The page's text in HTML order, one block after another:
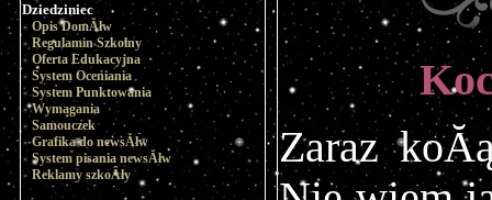
Dziedziniec
Opis DomĂłw
Regulamin Szkolny
Oferta Edukacyjna
System Oceniania
System Punktowania
Wymagania
Samouczek
Grafika do newsĂłw
System pisania newsĂłw
Reklamy szkoÂły
Zaraz